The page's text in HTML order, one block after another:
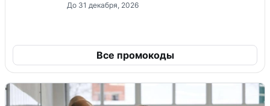
До 31 декабря, 2026
Все промокоды